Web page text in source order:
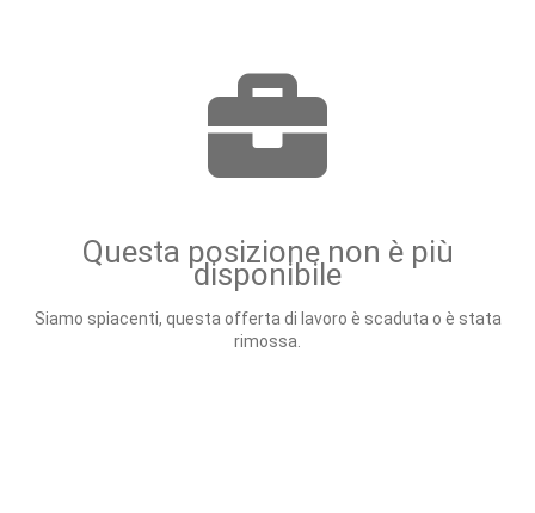
Questa posizione non è più
disponibile
Siamo spiacenti, questa offerta di lavoro è scaduta o è stata
rimossa.